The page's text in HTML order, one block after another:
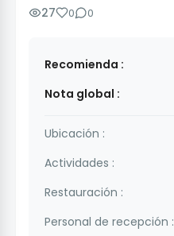
27 0 0
Recomienda :
Nota global :
Ubicación :
Actividades :
Restauración :
Personal de recepción :